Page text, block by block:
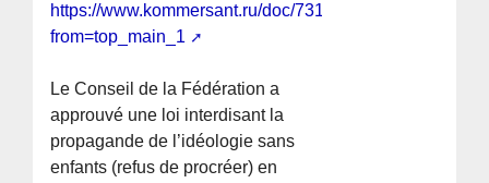
https://www.kommersant.ru/doc/7312326?
from=top_main_1
Le Conseil de la Fédération a
approuvé une loi interdisant la
propagande de l’idéologie sans
enfants (refus de procréer) en